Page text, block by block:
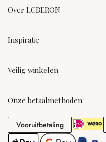
Over LOBERON
Inspiratie
Veilig winkelen
Onze betaalmethoden
VooruitbetalingVooruitbetaling